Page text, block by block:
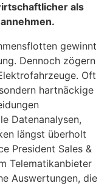
als
gewinnt
Dennoch zögern
Oft
hartnäckige
Datenanalysen,
längst überholt
President Sales &
Telematikanbieter
Auswertungen, die